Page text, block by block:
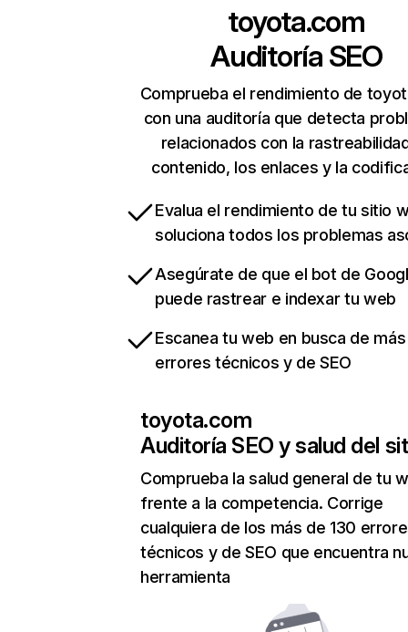
toyota.com
Auditoría SEO
Comprueba el rendimiento de
con una auditoría que detecta
relacionados con la
contenido, los enlaces y la
Evalua el rendimiento de tu sitio
soluciona todos los problemas
Asegúrate de que el bot de
puede rastrear e indexar tu web
Escanea tu web en busca de
errores técnicos y de SEO
toyota.com
Auditoría SEO y salud del
Comprueba la salud general de tu
frente a la competencia. Corrige
cualquiera de los más de 130
técnicos y de SEO que encuentra
herramienta